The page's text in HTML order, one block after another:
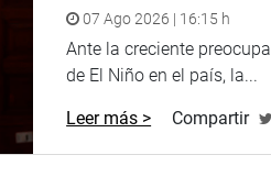
07 Ago 2026 | 16:15 h
Ante la creciente
de El Niño en el país, la...
Leer más > Compartir